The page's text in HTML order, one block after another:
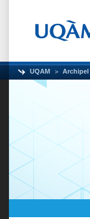
UQAM Archipel